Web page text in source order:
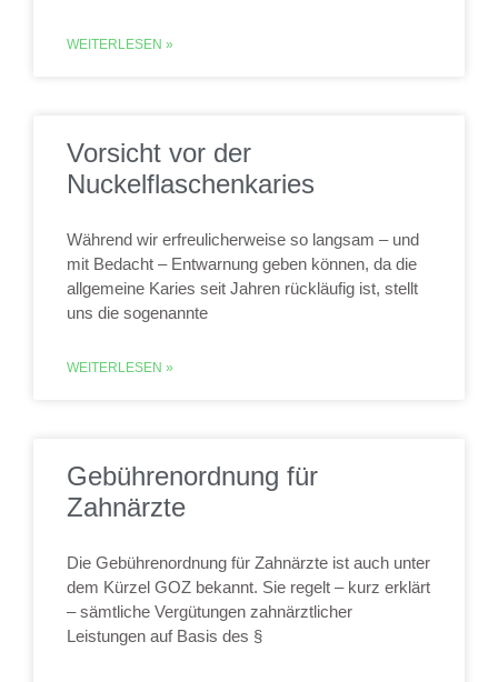
WEITERLESEN »
Vorsicht vor der
Nuckelflaschenkaries
Während wir erfreulicherweise so langsam – und
mit Bedacht – Entwarnung geben können, da die
allgemeine Karies seit Jahren rückläufig ist, stellt
uns die sogenannte
WEITERLESEN »
Gebührenordnung für
Zahnärzte
Die Gebührenordnung für Zahnärzte ist auch unter
dem Kürzel GOZ bekannt. Sie regelt – kurz erklärt
– sämtliche Vergütungen zahnärztlicher
Leistungen auf Basis des §